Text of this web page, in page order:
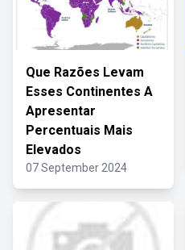
Que Razões Levam
Esses Continentes A
Apresentar
Percentuais Mais
Elevados
07 September 2024